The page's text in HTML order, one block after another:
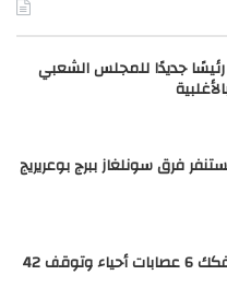
جديدًا للمجلس الشعبي
فرق سونلغاز ببرج بوعريريج
شرطة العاصمة تفكك 6 عصابات أحياء وتوقف 42